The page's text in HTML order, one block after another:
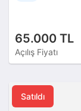
65.000 TL
Açılış Fiyatı
Satıldı